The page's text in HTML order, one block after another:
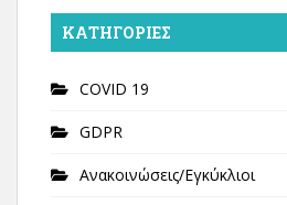
KΑΤΗΓΟΡΊΕΣ
COVID 19
GDPR
Ανακοινώσεις/Εγκύκλιοι